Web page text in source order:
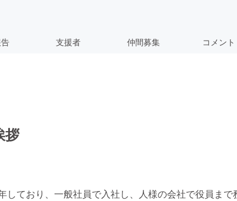
支援者 仲間募集 コメント
拶
しており、一般社員で入社し、人様の会社で役員まで